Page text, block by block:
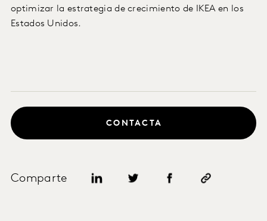
optimizar la estrategia de crecimiento de IKEA en los
Estados Unidos.
Comparte
CONTACTA